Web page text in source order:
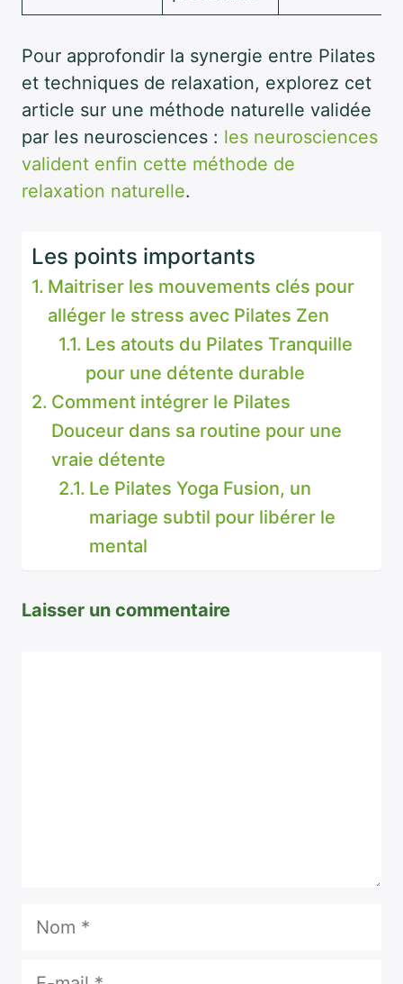
Pour approfondir la synergie entre Pilates
et techniques de relaxation, explorez cet
article sur une méthode naturelle validée
par les neurosciences : les neurosciences
valident enfin cette méthode de
relaxation naturelle.
Les points importants
Maitriser les mouvements clés pour
alléger le stress avec Pilates Zen
Les atouts du Pilates Tranquille
pour une détente durable
Comment intégrer le Pilates
Douceur dans sa routine pour une
vraie détente
Le Pilates Yoga Fusion, un
mariage subtil pour libérer le
mental
Laisser un commentaire
Nom
E-